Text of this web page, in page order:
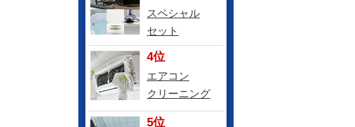
スペシャル
セット
4位
エアコン
クリーニング
5位